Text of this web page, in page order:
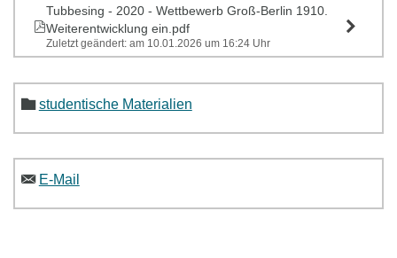
Tubbesing - 2020 - Wettbewerb Groß-Berlin 1910.
Weiterentwicklung ein.pdf
Zuletzt geändert: am 10.01.2026 um 16:24 Uhr
studentische Materialien
E-Mail